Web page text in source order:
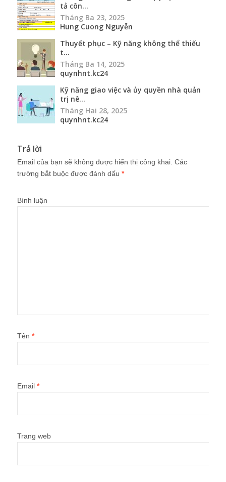
tả côn...
Tháng Ba 23, 2025
Hung Cuong Nguyễn
Thuyết phục – Kỹ năng không thể thiếu
t...
Tháng Ba 14, 2025
quynhnt.kc24
Kỹ năng giao việc và ủy quyền nhà quản
trị nê...
Tháng Hai 28, 2025
quynhnt.kc24
Trả lời
Email của bạn sẽ không được hiển thị công khai. Các
trường bắt buộc được đánh dấu *
Bình luận
Tên *
Email *
Trang web